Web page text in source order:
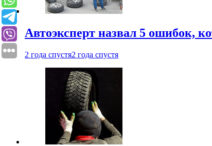
Автоэксперт назвал 5 ошибок,
2 года спустя2 года спустя